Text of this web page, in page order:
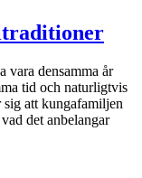
vara densamma år
tid och naturligtvis
att kungafamiljen
det anbelangar